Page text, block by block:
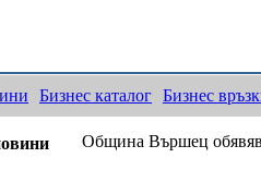
Бизнес каталог Бизнес
Община Вършец